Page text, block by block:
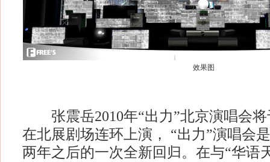
效果图
张震岳2010年“出力”北京演唱会将
在北展剧场连环上演， “出力”演唱会
两年之后的一次全新回归。在与“华语